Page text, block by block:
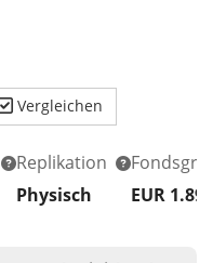
Vergleichen
Replikation
Physisch
EUR